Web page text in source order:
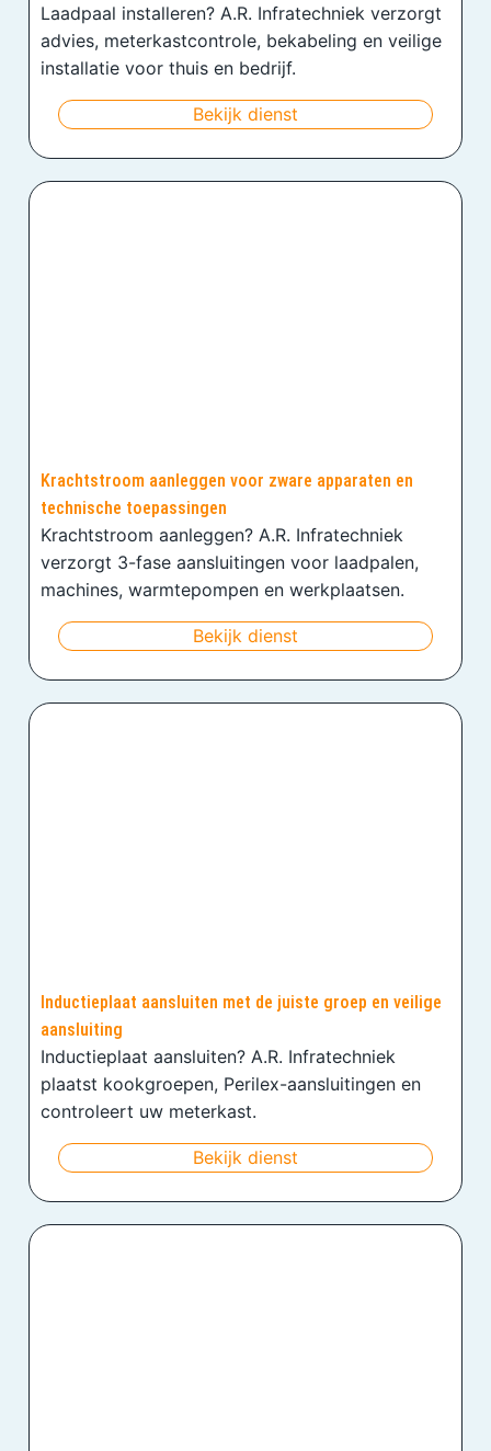
Laadpaal installeren? A.R. Infratechniek verzorgt
advies, meterkastcontrole, bekabeling en veilige
installatie voor thuis en bedrijf.
Bekijk dienst
Krachtstroom aanleggen voor zware apparaten en
technische toepassingen
Krachtstroom aanleggen? A.R. Infratechniek
verzorgt 3-fase aansluitingen voor laadpalen,
machines, warmtepompen en werkplaatsen.
Bekijk dienst
Inductieplaat aansluiten met de juiste groep en veilige
aansluiting
Inductieplaat aansluiten? A.R. Infratechniek
plaatst kookgroepen, Perilex-aansluitingen en
controleert uw meterkast.
Bekijk dienst